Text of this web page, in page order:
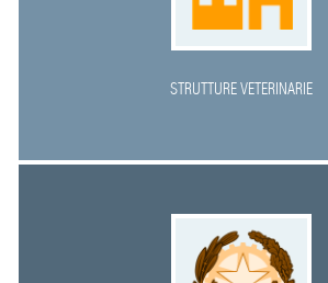
STRUTTURE VETERINARIE